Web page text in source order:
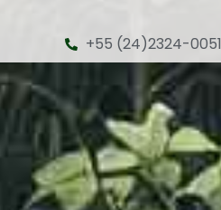
+55 (24)2324-0051